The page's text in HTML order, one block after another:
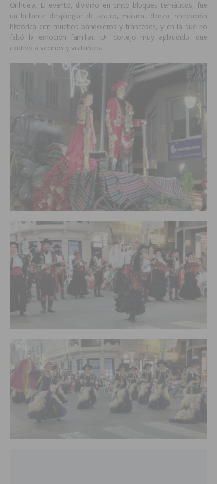
Orihuela. El evento, dividido en cinco bloques temáticos, fue
un brillante despliegue de teatro, música, danza, recreación
histórica con muchos bandoleros y franceses, y en la que no
faltó la emoción familiar. Un cortejo muy aplaudido, que
cautivó a vecinos y visitantes.